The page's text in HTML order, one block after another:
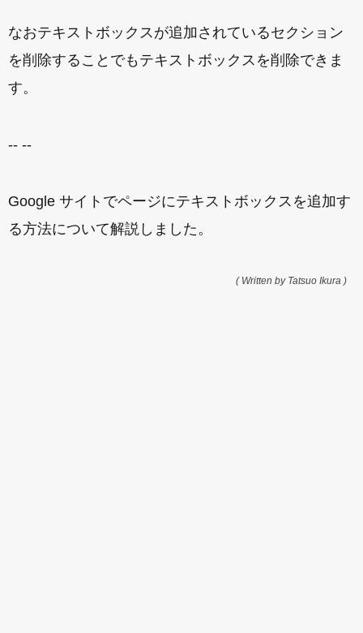
なおテキストボックスが追加されているセクション
を削除することでもテキストボックスを削除できま
す。
-- --
Google サイトでページにテキストボックスを追加す
る方法について解説しました。
( Written by Tatsuo Ikura )